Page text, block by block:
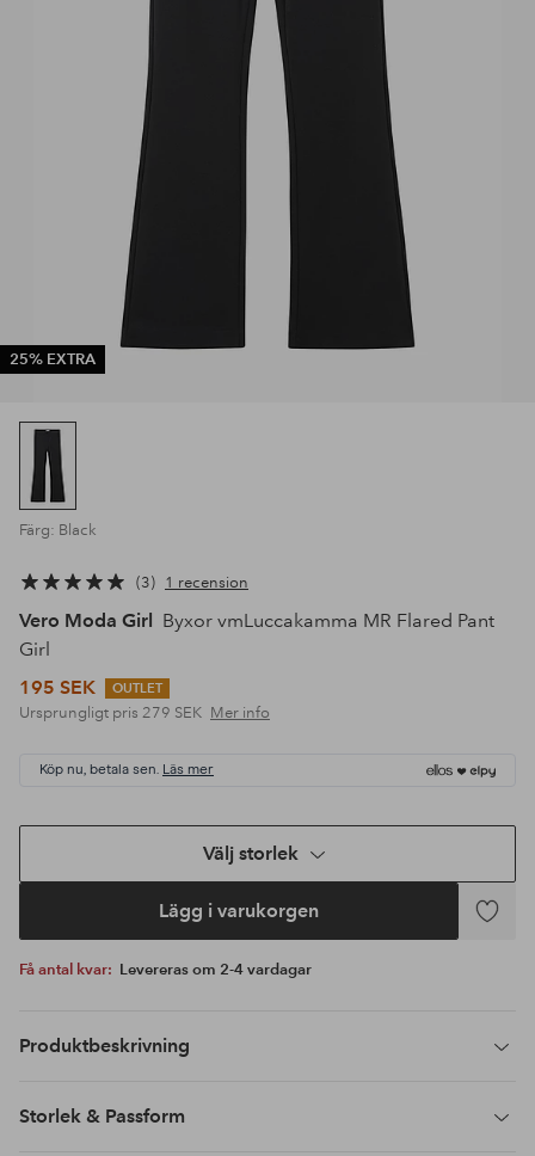
25% EXTRA
Färg: Black
3 1 recension
Vero Moda Girl
Byxor vmLuccakamma MR Flared Pant
Girl
195 SEK
OUTLET
Ursprungligt pris 279 SEK Mer info
Köp nu, betala sen. Läs mer
Välj storlek
Lägg i varukorgen
Lägg
Få antal kvar: Levereras om 2-4 vardagar
Produktbeskrivning
Storlek & Passform